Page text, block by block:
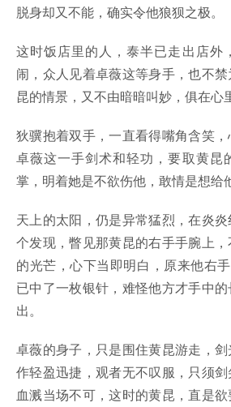
脱身却又不能，确实令他狼狈之极。
这时饭店里的人，泰半已走出店外
闹，众人见着卓薇这等身手，也不
昆的情景，又不由暗暗叫妙，俱在心
狄骥抱着双手，一直看得嘴角含笑
卓薇这一手剑术和轻功，要取黄昆
掌，明着她是不欲伤他，敢情是想给
天上的太阳，仍是异常猛烈，在炎
个发现，瞥见那黄昆的右手手腕上
的光芒，心下当即明白，原来他右
已中了一枚银针，难怪他方才手中
出。
卓薇的身子，只是围住黄昆游走，
作轻盈迅捷，观者无不叹服，只须
血溅当场不可，这时的黄昆，直是